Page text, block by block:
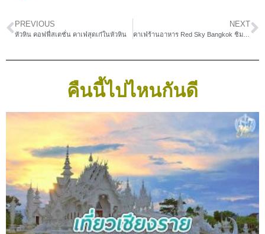
PREVIOUS
หัวหิน คอฟฟี่สเตชั่น คาเฟ่สุดเก๋ในหัวหิน
NEXT
คาเฟ่ร้านอาหาร Red Sky Bangkok ชิมอาหารมองกรุงเทพ 360 องศา
คืนนี้ไปไหนกันดี